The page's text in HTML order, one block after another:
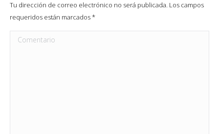
Tu dirección de correo electrónico no será publicada. Los campos
requeridos están marcados*
Comentario